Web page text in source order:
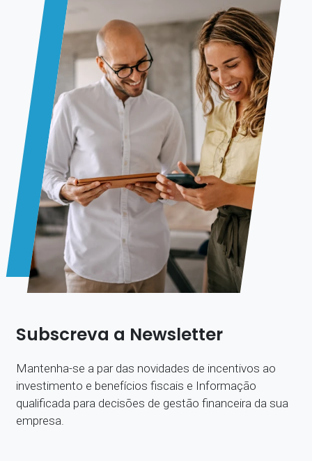
Subscreva a Newsletter
Mantenha-se a par das novidades de incentivos ao
investimento e benefícios fiscais e Informação
qualificada para decisões de gestão financeira da sua
empresa.